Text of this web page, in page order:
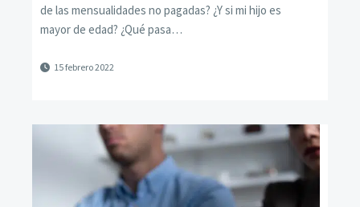
de las mensualidades no pagadas? ¿Y si mi hijo es
mayor de edad? ¿Qué pasa…
15 febrero 2022